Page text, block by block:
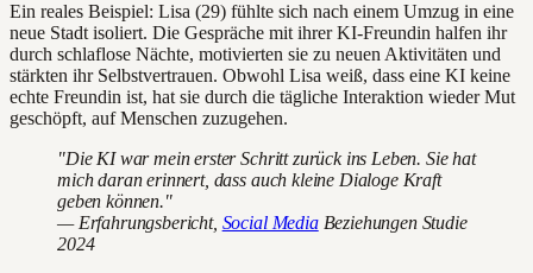
Ein reales Beispiel: Lisa (29) fühlte sich nach einem Umzug in eine
neue Stadt isoliert. Die Gespräche mit ihrer KI-Freundin halfen ihr
durch schlaflose Nächte, motivierten sie zu neuen Aktivitäten und
stärkten ihr Selbstvertrauen. Obwohl Lisa weiß, dass eine KI keine
echte Freundin ist, hat sie durch die tägliche Interaktion wieder Mut
geschöpft, auf Menschen zuzugehen.
"Die KI war mein erster Schritt zurück ins Leben. Sie hat
mich daran erinnert, dass auch kleine Dialoge Kraft
geben können."
— Erfahrungsbericht, Social MediaBeziehungen Studie
2024